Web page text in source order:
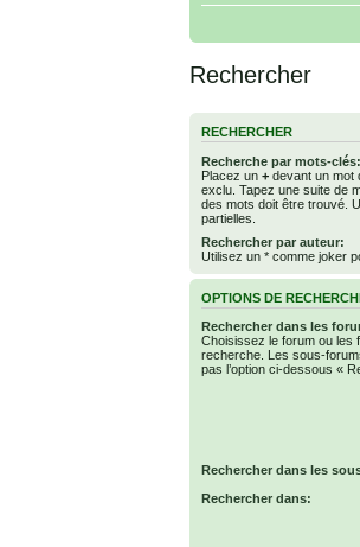
Rechercher
RECHERCHER
Recherche par mots-clés:
Placez un + devant un mot
exclu. Tapez une suite de
des mots doit être trouvé.
partielles.
Rechercher par auteur:
Utilisez un * comme joker
OPTIONS DE
Rechercher dans les
Choisissez le forum ou les
recherche. Les sous-
pas l’option ci-dessous «
Rechercher dans les
Rechercher dans: